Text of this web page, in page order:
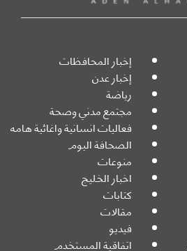
إخبار المحافظات
إخبار عدن
رياضة
مجتمع مدني وصحة
فعاليات انسانية واغاثية هامه
الصحافة اليوم
منوعات
اخبار الخليج
كتابات
مقالات
فيديو
اتفاقية المستخدم